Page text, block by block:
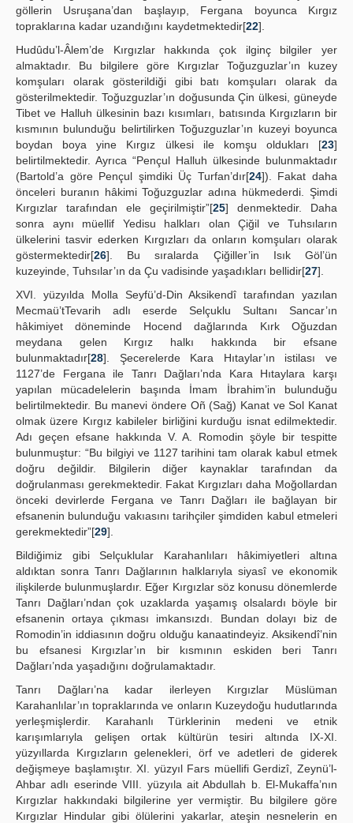
göllerin Usruşana’dan başlayıp, Fergana boyunca Kırgız
topraklarına kadar uzandığını kaydetmektedir[22].
Hudûdu’l-Âlem’de Kırgızlar hakkında çok ilginç bilgiler yer
almaktadır. Bu bilgilere göre Kırgızlar Toğuzguzlar’ın kuzey
komşuları olarak gösterildiği gibi batı komşuları olarak da
gösterilmektedir. Toğuzguzlar’ın doğusunda Çin ülkesi, güneyde
Tibet ve Halluh ülkesinin bazı kısımları, batısında Kırgızların bir
kısmının bulunduğu belirtilirken Toğuzguzlar’ın kuzeyi boyunca
boydan boya yine Kırgız ülkesi ile komşu oldukları [23]
belirtilmektedir. Ayrıca “Pençul Halluh ülkesinde bulunmaktadır
(Bartold’a göre Pençul şimdiki Üç Turfan’dır[24]). Fakat daha
önceleri buranın hâkimi Toğuzguzlar adına hükmederdi. Şimdi
Kırgızlar tarafından ele geçirilmiştir”[25] denmektedir. Daha
sonra aynı müellif Yedisu halkları olan Çiğil ve Tuhsıların
ülkelerini tasvir ederken Kırgızları da onların komşuları olarak
göstermektedir[26]. Bu sıralarda Çiğiller’in Isık Göl’ün
kuzeyinde, Tuhsılar’ın da Çu vadisinde yaşadıkları bellidir[27].
XVI. yüzyılda Molla Seyfü’d-Din Aksikendî tarafından yazılan
Mecmaü’tTevarih adlı eserde Selçuklu Sultanı Sancar’ın
hâkimiyet döneminde Hocend dağlarında Kırk Oğuzdan
meydana gelen Kırgız halkı hakkında bir efsane
bulunmaktadır[28]. Şecerelerde Kara Hıtaylar’ın istilası ve
1127’de Fergana ile Tanrı Dağları’nda Kara Hıtaylara karşı
yapılan mücadelelerin başında İmam İbrahim’in bulunduğu
belirtilmektedir. Bu manevi öndere Oñ (Sağ) Kanat ve Sol Kanat
olmak üzere Kırgız kabileler birliğini kurduğu isnat edilmektedir.
Adı geçen efsane hakkında V. A. Romodin şöyle bir tespitte
bulunmuştur: “Bu bilgiyi ve 1127 tarihini tam olarak kabul etmek
doğru değildir. Bilgilerin diğer kaynaklar tarafından da
doğrulanması gerekmektedir. Fakat Kırgızları daha Moğollardan
önceki devirlerde Fergana ve Tanrı Dağları ile bağlayan bir
efsanenin bulunduğu vakıasını tarihçiler şimdiden kabul etmeleri
gerekmektedir”[29].
Bildiğimiz gibi Selçuklular Karahanlıları hâkimiyetleri altına
aldıktan sonra Tanrı Dağlarının halklarıyla siyasî ve ekonomik
ilişkilerde bulunmuşlardır. Eğer Kırgızlar söz konusu dönemlerde
Tanrı Dağları’ndan çok uzaklarda yaşamış olsalardı böyle bir
efsanenin ortaya çıkması imkansızdı. Bundan dolayı biz de
Romodin’in iddiasının doğru olduğu kanaatindeyiz. Aksikendî’nin
bu efsanesi Kırgızlar’ın bir kısmının eskiden beri Tanrı
Dağları’nda yaşadığını doğrulamaktadır.
Tanrı Dağları’na kadar ilerleyen Kırgızlar Müslüman
Karahanlılar’ın topraklarında ve onların Kuzeydoğu hudutlarında
yerleşmişlerdir. Karahanlı Türklerinin medeni ve etnik
karışımlarıyla gelişen ortak kültürün tesiri altında IX-XI.
yüzyıllarda Kırgızların gelenekleri, örf ve adetleri de giderek
değişmeye başlamıştır. XI. yüzyıl Fars müellifi Gerdizî, Zeynü’l-
Ahbar adlı eserinde VIII. yüzyıla ait Abdullah b. El-Mukaffa’nın
Kırgızlar hakkındaki bilgilerine yer vermiştir. Bu bilgilere göre
Kırgızlar Hindular gibi ölülerini yakarlar, ateşin nesnelerin en